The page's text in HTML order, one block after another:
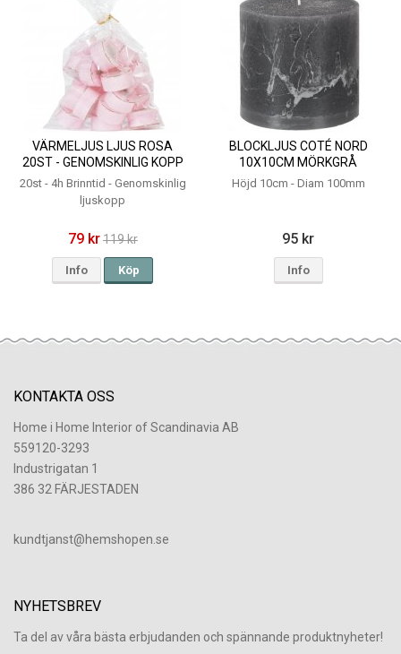
VÄRMELJUS LJUS ROSA
20ST - GENOMSKINLIG KOPP
4H
20st - 4h Brinntid - Genomskinlig
ljuskopp
79 kr119 kr
Info Köp
BLOCKLJUS COTÉ NORD
10X10CM MÖRKGRÅ
Höjd 10cm - Diam 100mm
95 kr
Info
KONTAKTA OSS
Home i Home Interior of Scandinavia AB
559120-3293
Industrigatan 1
386 32 FÄRJESTADEN
​kundtjanst@hemshopen.se
NYHETSBREV
Ta del av våra bästa erbjudanden och spännande produktnyheter!